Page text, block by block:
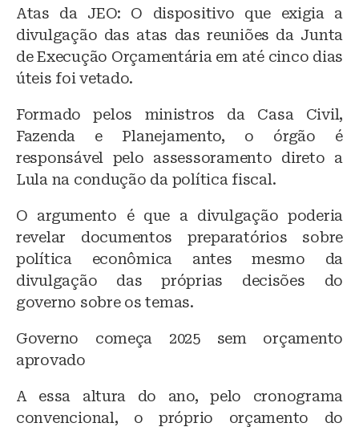
Atas da JEO: O dispositivo que exigia a
divulgação das atas das reuniões da Junta
de Execução Orçamentária em até cinco dias
úteis foi vetado.
Formado pelos ministros da Casa Civil,
Fazenda e Planejamento, o órgão é
responsável pelo assessoramento direto a
Lula na condução da política fiscal.
O argumento é que a divulgação poderia
revelar documentos preparatórios sobre
política econômica antes mesmo da
divulgação das próprias decisões do
governo sobre os temas.
Governo começa 2025 sem orçamento
aprovado
A essa altura do ano, pelo cronograma
convencional, o próprio orçamento do